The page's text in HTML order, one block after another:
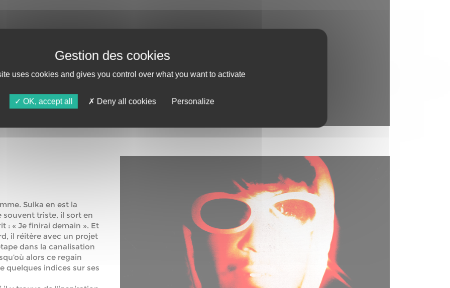
Sulka en est la
souvent triste, il sort en
: « Je finirai demain ». Et
il réitère avec un projet
dans la canalisation
alors ce regain
quelques indices sur ses
uses cookies and gives you control over what you want to activate
OK, accept all Deny all cookies Personalize